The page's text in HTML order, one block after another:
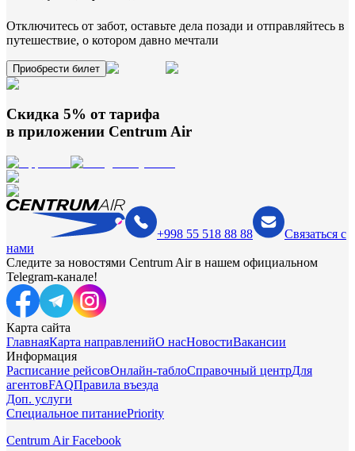
Отключитесь от забот, оставьте дела позади и отправляйтесь в
путешествие, о котором давно мечтали
Приобрести билет
Скидка 5% от тарифа
в приложении Centrum Air
+998 55 518 88 88
Связаться с
нами
Следите за новостями Centrum Air в нашем официальном
Telegram-канале!
Карта сайта
ГлавнаяКарта направленийО насНовостиВакансии
Информация
Расписание рейсовОнлайн-таблоСправочный центрДля
агентовFAQПравила въезда
Доп. услуги
Специальное питаниеPriority
Centrum Air Facebook